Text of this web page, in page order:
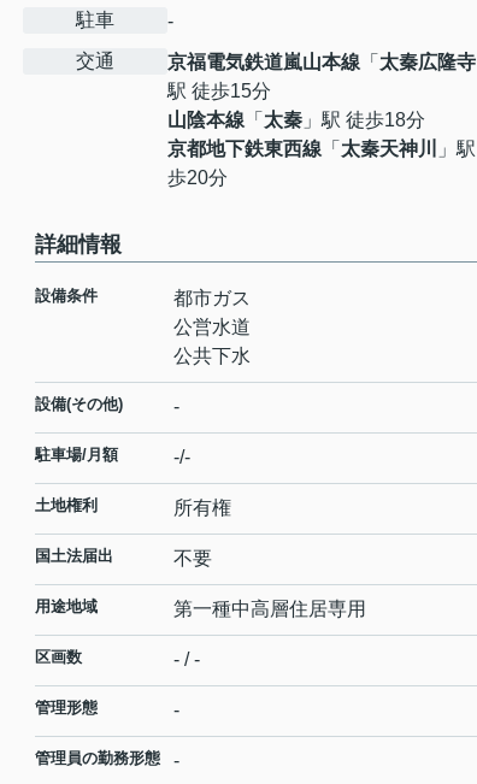
駐車
-
交通
京福電気鉄道嵐山本線 「 太秦広隆寺
駅 徒歩15分
山陰本線 「 太秦 」駅 徒歩18分
京都地下鉄東西線 「 太秦天神川
」
歩20分
詳細情報
設備条件
都市ガス
公営水道
公共下水
設備(その他) -
駐車場/月額 -/-
土地権利 所有権
国土法届出 不要
用途地域 第一種中高層住居専用
区画数 - / -
管理形態 -
管理員の勤務形態 -